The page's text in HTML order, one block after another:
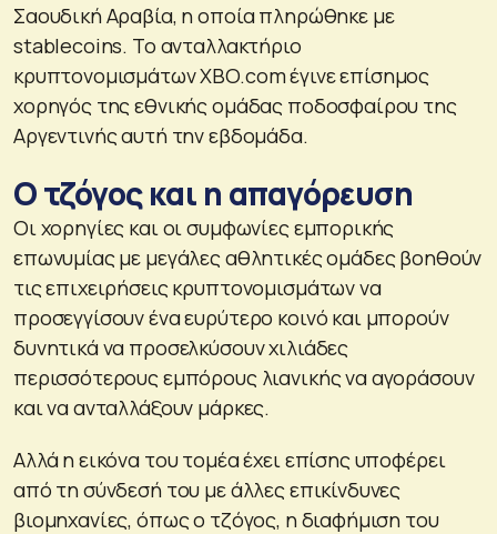
Σαουδική Αραβία, η οποία πληρώθηκε με
stablecoins. Το ανταλλακτήριο
κρυπτονομισμάτων XBO.com έγινε επίσημος
χορηγός της εθνικής ομάδας ποδοσφαίρου της
Αργεντινής αυτή την εβδομάδα.
Ο τζόγος και η απαγόρευση
Οι χορηγίες και οι συμφωνίες εμπορικής
επωνυμίας με μεγάλες αθλητικές ομάδες βοηθούν
τις επιχειρήσεις κρυπτονομισμάτων να
προσεγγίσουν ένα ευρύτερο κοινό και μπορούν
δυνητικά να προσελκύσουν χιλιάδες
περισσότερους εμπόρους λιανικής να αγοράσουν
και να ανταλλάξουν μάρκες.
Αλλά η εικόνα του τομέα έχει επίσης υποφέρει
από τη σύνδεσή του με άλλες επικίνδυνες
βιομηχανίες, όπως ο τζόγος, η διαφήμιση του